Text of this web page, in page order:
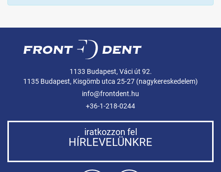
1133 Budapest, Váci út 92.
1135 Budapest, Kisgömb utca 25-27 (nagykereskedelem)
info@frontdent.hu
+36-1-218-0244
iratkozzon fel
HÍRLEVELÜNKRE